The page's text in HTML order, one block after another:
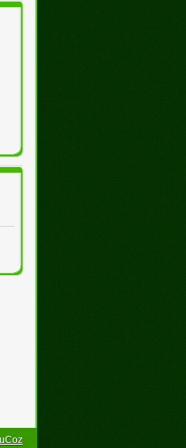
uCoz